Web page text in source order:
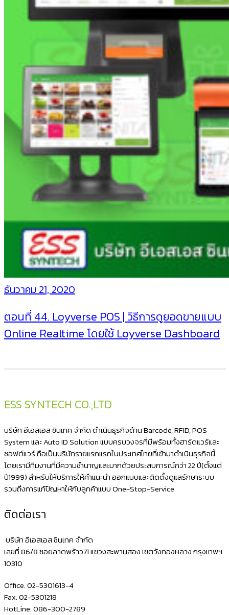
ธันวาคม 21, 2020
ตอนที่ 44. Loyverse POS | วิธีการดูยอดขายแบบ
Online Realtime โดยใช้ Loyverse Dashboard
ESS SYNTECH CO.,LTD
บริษัท อีเอสเอส ซินเทค จำกัด ดำเนินธุรกิจด้าน Barcode, RFID, POS
System และ Auto ID Solution แบบครบวงจรที่มีพร้อมทั้งฮาร์ดแวร์และ
ซอฟต์แวร์ ถือเป็นบริษัทรายแรกแรกในประเทศไทยที่เข้ามาดำเนินธุรกิจนี้
โดยเรามีทีมงานที่มีความชำนาญและมากด้วยประสบการณ์กว่า 22 ปี(ตั้งแต่
ปี1999) สำหรับให้บริการให้คำแนะนำ ออกแบบและติดตั้งดูแลรักษาระบบ
รวมถึงการแก้ปัญหาให้กับลูกค้าแบบ One-Stop-Service
ติดต่อเรา
บริษัท อีเอสเอส ซินเทค จำกัด
เลขที่ 86/8 ซอยลาดพร้าว71 แขวงสะพานสอง เขตวังทองหลาง กรุงเทพฯ
10310
Office. 02-5301613-4
Fax. 02-5301218
HotLine. 086-300-2789